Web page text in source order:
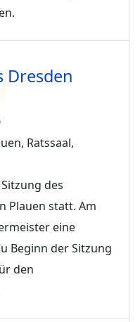
Dresden
Ratssaal,
des
Plauen statt. Am
eine
Beginn der Sitzung
den